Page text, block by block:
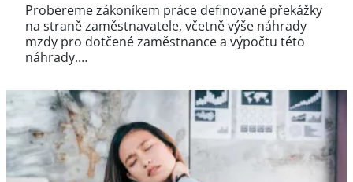
Probereme zákoníkem práce definované překážky
na straně zaměstnavatele, včetně výše náhrady
mzdy pro dotčené zaměstnance a výpočtu této
náhrady.…